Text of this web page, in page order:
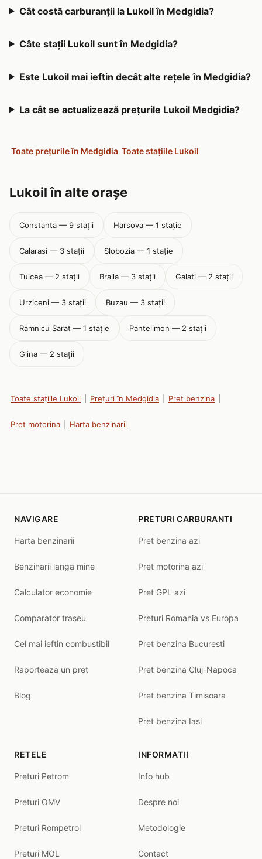
Cât costă carburanții la Lukoil în Medgidia?
Câte stații Lukoil sunt în Medgidia?
Este Lukoil mai ieftin decât alte rețele în Medgidia?
La cât se actualizează prețurile Lukoil Medgidia?
Toate prețurile în Medgidia Toate stațiile Lukoil
Lukoil în alte orașe
Constanta — 9 stații Harsova — 1 stație
Calarasi — 3 stații Slobozia — 1 stație
Tulcea — 2 stații Braila — 3 stații Galati — 2 stații
Urziceni — 3 stații Buzau — 3 stații
Ramnicu Sarat — 1 stație Pantelimon — 2 stații
Glina — 2 stații
Toate stațiile Lukoil Prețuri în Medgidia Pret benzina
Pret motorina Harta benzinarii
NAVIGARE
Harta benzinarii
Benzinarii langa mine
Calculator economie
Comparator traseu
Cel mai ieftin combustibil
Raporteaza un pret
Blog
PRETURI CARBURANTI
Pret benzina azi
Pret motorina azi
Pret GPL azi
Preturi Romania vs Europa
Pret benzina Bucuresti
Pret benzina Cluj-Napoca
Pret benzina Timisoara
Pret benzina Iasi
RETELE
Preturi Petrom
Preturi OMV
Preturi Rompetrol
Preturi MOL
INFORMATII
Info hub
Despre noi
Metodologie
Contact